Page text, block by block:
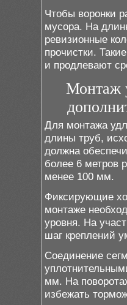
Чтобы воронки
мусора. На
ревизионные
прочистки.
и продлевают
Монтаж
Для монтажа
длины труб,
должна
более 6 метров
менее 100 мм.
Фиксирующие
монтаже
уровня. На
шаг креплений
Соединение
мм. На
избежать